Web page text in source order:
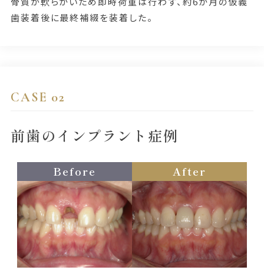
歯装着後に最終補綴を装着した。
CASE 02
前歯のインプラント症例
Before After